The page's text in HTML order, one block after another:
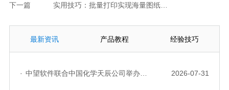
下一篇 实用技巧：批量打印实现海量图纸快速打印
最新资讯 产品教程 经验技巧
· 中望软件联合中国化学天辰公司举办“走进标杆企业”研讨会，共探流程工业数字化创新实践 2026-07-31